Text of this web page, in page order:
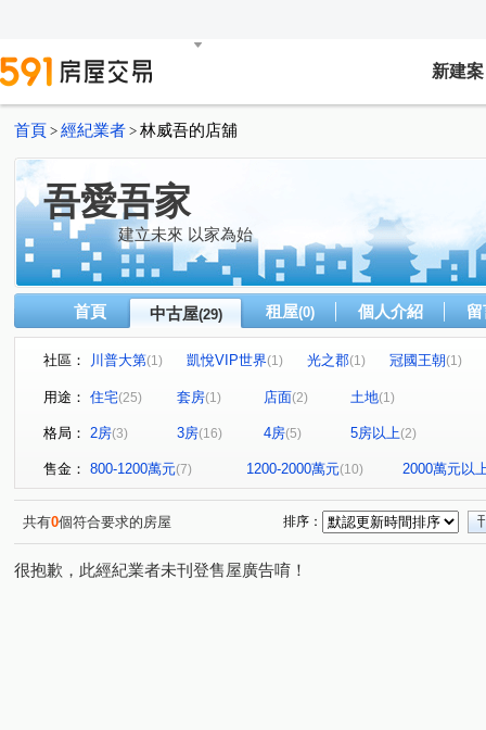
新建案
首頁 > 經紀業者 > 林威吾的店舖
吾愛吾家
建立未來 以家為始
首頁 中古屋(29) 租屋(0) 個人介紹
社區： 川普大第(1) 凱悅VIP世界(1) 光之郡(1) 冠國王朝(1)
情定水蓮八期 (1) 惠宇宇山鄰 元城文學苑
佳茂中山會館
(1) 水沐青華(1) 聚佳捷作(1) 大通街
九龍街(1) 北屯路 太原路三段(1) 人和路(1)
潭富
松竹五路二段(1) 雅潭路四段(1) 軍福七路(1) 舊社巷(1)
水湳段(1) 長生巷(1) 敦富路(2) 興華一路
詔安街(1) 旱溪西路三段(1) 軍福十六路(1) 安順東十街
敦富三街(1) 敦富十街 (1)
用途： 住宅(25) 套房(1) 店面(2) 土地(1)
格局： 2房(3) 3房(16) 4房(5) 5房以上(2)
售金： 800-1200萬元(7) 1200-2000萬元(10) 2000萬元以
共有0個符合要求的房屋 排序：
很抱歉，此經紀業者未刊登售屋廣告唷！